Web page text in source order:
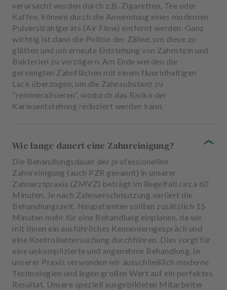
verursacht wurden durch z.B. Zigaretten, Tee oder
Kaffee, können durch die Anwendung eines modernen
Pulverstrahlgeräts (Air Flow) entfernt werden. Ganz
wichtig ist dann die Politur der Zähne, um diese zu
glätten und um erneute Entstehung von Zahnstein und
Bakterien zu verzögern. Am Ende werden die
gereinigten Zahnflächen mit einem fluoridhaltigen
Lack überzogen, um die Zahnsubstanz zu
“remineralisieren”, wodurch das Risiko der
Kariesentstehung reduziert werden kann.
Wie lange dauert eine Zahnreinigung?
Die Behandlungsdauer der professionellen
Zahnreinigung (auch PZR genannt) in unserer
Zahnarztpraxis (ZMVZ) beträgt im Regelfall circa 60
Minuten. Je nach Zahnverschmutzung variiert die
Behandlungszeit. Neupatienten sollten zusätzlich 15
Minuten mehr für eine Behandlung einplanen, da wir
mit Ihnen ein ausführliches Kennenlerngespräch und
eine Kontrolluntersuchung durchführen. Dies sorgt für
eine unkomplizierte und angenehme Behandlung. In
unserer Praxis verwenden wir ausschließlich moderne
Technologien und legen großen Wert auf ein perfektes
Resultat. Unsere speziell ausgebildeten Mitarbeiter